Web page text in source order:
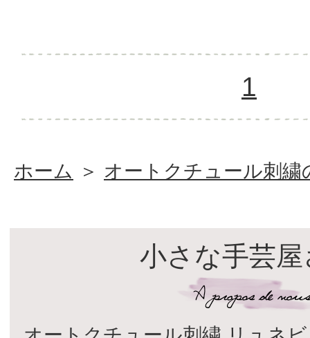
1
ホーム ＞ オートクチュール刺繍
小さな手芸